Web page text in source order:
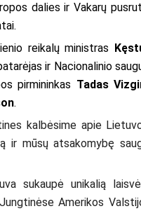
dalies ir Vakarų
reikalų ministras
ir Nacionalinio
pirmininkas Tadas
.
kalbėsime apie
ir mūsų atsakomybę
sukaupė unikalią
Amerikos